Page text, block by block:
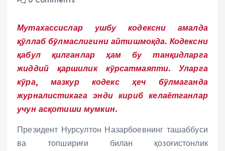
Мутахассислар ушбу кодексни амалда
қўллаб бўлмаслигини айтишмоқда. Кодексни
қабул қилганлар ҳам бу танқидларга
жиддий қаршилик кўрсатмаяпти. Уларга
кўра, мазкур кодекс ҳеч бўлмаганда
журналистикага энди кириб келаётганлар
учун асқотиши мумкин.
Президент Нурсултон Назарбоевнинг ташаббуси
ва топшириғи билан қозоғистонлик